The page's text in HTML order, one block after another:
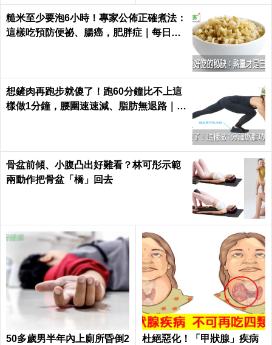
糙米至少要泡6小時！專家公佈正確煮法：
這樣吃預防便祕、腸癌，肥胖症｜每日健
想鏟肉再跑步就傻了！跑60分鐘比不上這
樣做1分鐘，腰圍速速減、脂肪無退路｜每
骨盆前傾、小腹凸出好難看？林可彤示範
兩動作把骨盆「橋」回去
50多歲男半年內上廁所昏倒2
杜絕惡化！「甲狀腺」疾病